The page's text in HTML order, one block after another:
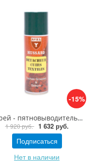
-15%
Спрей - пятновыводитель Avel Hussard Detacheur Cuirs Textiles, 200ml
1 920 руб. 1 632 руб.
Подписаться
Нет в наличии